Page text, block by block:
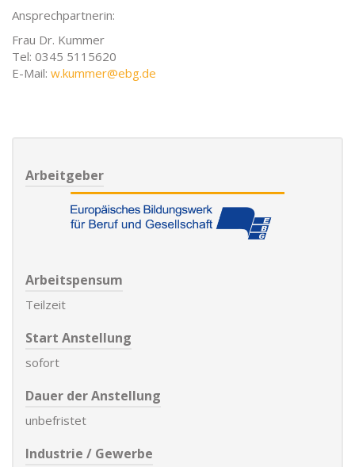
Ansprechpartnerin:
Frau Dr. Kummer
Tel: 0345 5115620
E-Mail: w.kummer@ebg.de
Arbeitgeber
Arbeitspensum
Teilzeit
Start Anstellung
sofort
Dauer der Anstellung
unbefristet
Industrie / Gewerbe